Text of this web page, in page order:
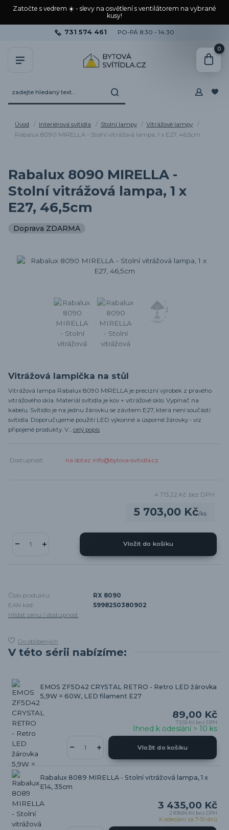
Zatočte s vedrem ☀️ - slevy na osvětlení s ventilátorem na vybrané
kusy!
731 574 461 PO-PÁ 8:30 - 14:30
0
Úvod Interiérová svítidla Stolní lampy
Vitrážové lampy
Rabalux 8090 MIRELLA - Stolní vitrážová lampa, 1 x E27, 46,5cm
Rabalux 8090 MIRELLA -
Stolní vitrážová lampa, 1 x
E27, 46,5cm
Doprava ZDARMA
Vitrážová lampička na stůl
Vitrážová lampa Rabalux 8090 MIRELLA je precizní výrobek z pravého
vitrážového skla. Materiál svítidla je kov + vitrážové sklo. Vypínač na
kabelu. Svítidlo je na jednu žárovku se závitem E27, která není součástí
svítidla. Doporučujeme použití LED výkonné a úsporné žárovky - viz
připojené produkty. V... celý popis
Dostupnost na dotaz info@bytova-svitidla.cz
5 703,00 Kč/ks
4 713,22 Kč bez DPH
Vložit do košíku
Číslo produktu:
RX 8090
EAN kód:
5998250380902
Hlídat cenu / dostupnost
Do oblíbených
V této sérii nabízíme:
EMOS ZF5D42 CRYSTAL RETRO - Retro LED žárovka
5,9W = 60W, LED filament E27
89,00 Kč
73,55 Kč bez DPH
Ihned k odeslání > 10 ks
Vložit do košíku
Rabalux 8089 MIRELLA - Stolní vitrážová lampa, 1 x
E14, 35cm
3 435,00 Kč
2 838,84 Kč bez DPH
K odeslání za 7-10 dnů